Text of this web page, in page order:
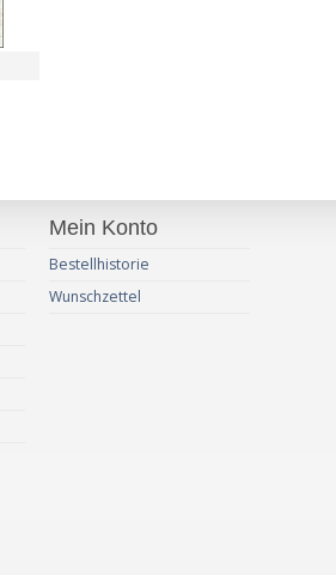
Mein Konto
Bestellhistorie
Wunschzettel